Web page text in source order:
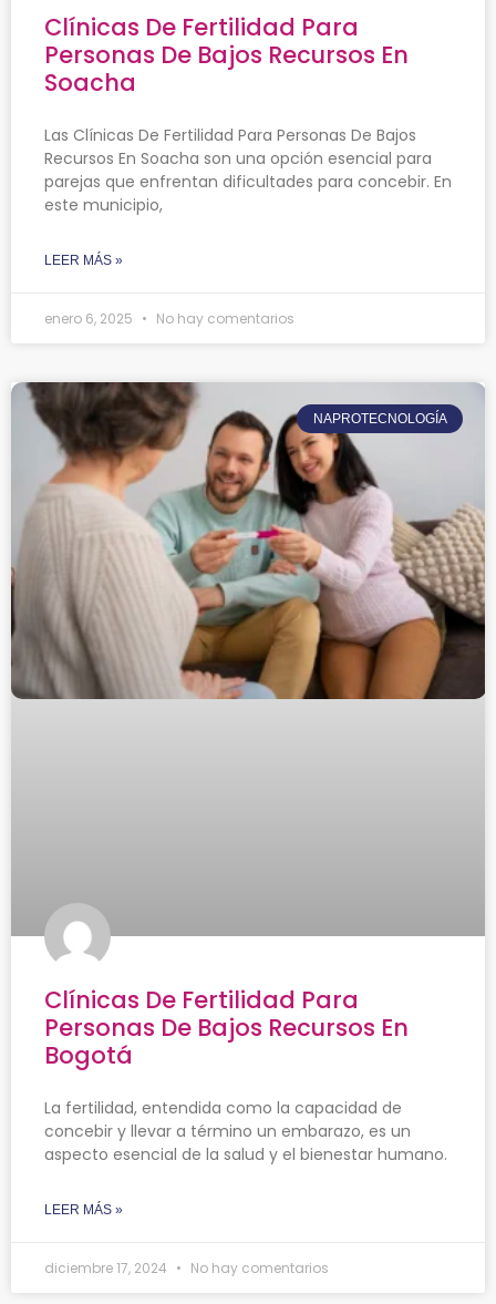
Clínicas De Fertilidad Para
Personas De Bajos Recursos En
Soacha
Las Clínicas De Fertilidad Para Personas De Bajos
Recursos En Soacha son una opción esencial para
parejas que enfrentan dificultades para concebir. En
este municipio,
LEER MÁS »
enero 6, 2025 No hay comentarios
NAPROTECNOLOGÍA
Clínicas De Fertilidad Para
Personas De Bajos Recursos En
Bogotá
La fertilidad, entendida como la capacidad de
concebir y llevar a término un embarazo, es un
aspecto esencial de la salud y el bienestar humano.
LEER MÁS »
diciembre 17, 2024 No hay comentarios